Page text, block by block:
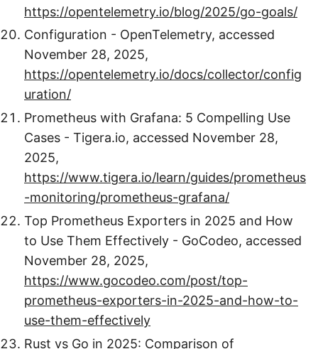
https://opentelemetry.io/blog/2025/go-goals/
Configuration - OpenTelemetry, accessed
November 28, 2025,
https://opentelemetry.io/docs/collector/config
uration/
Prometheus with Grafana: 5 Compelling Use
Cases - Tigera.io, accessed November 28,
2025,
https://www.tigera.io/learn/guides/prometheus
-monitoring/prometheus-grafana/
Top Prometheus Exporters in 2025 and How
to Use Them Effectively - GoCodeo, accessed
November 28, 2025,
https://www.gocodeo.com/post/top-
prometheus-exporters-in-2025-and-how-to-
use-them-effectively
Rust vs Go in 2025: Comparison of